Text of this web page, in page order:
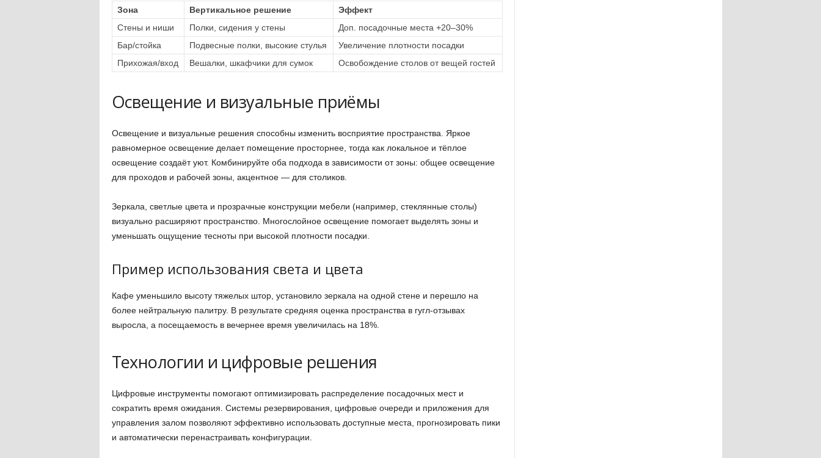
Зона Вертикальное решение
Эффект
Стены и ниши
Полки, сидения у стены
Доп. посадочные места +20–30%
Бар/стойка
Подвесные полки, высокие стулья
Увеличение плотности посадки
Прихожая/вход
Вешалки, шкафчики для сумок Освобождение столов от вещей гостей
Освещение и визуальные приёмы
Освещение и визуальные решения способны изменить восприятие пространства. Яркое
равномерное освещение делает помещение просторнее, тогда как локальное и тёплое
освещение создаёт уют. Комбинируйте оба подхода в зависимости от зоны: общее освещение
для проходов и рабочей зоны, акцентное — для столиков.
Зеркала, светлые цвета и прозрачные конструкции мебели (например, стеклянные столы)
визуально расширяют пространство. Многослойное освещение помогает выделять зоны и
уменьшать ощущение тесноты при высокой плотности посадки.
Пример использования света и цвета
Кафе уменьшило высоту тяжелых штор, установило зеркала на одной стене и перешло на
более нейтральную палитру. В результате средняя оценка пространства в гугл-отзывах
выросла, а посещаемость в вечернее время увеличилась на 18%.
Технологии и цифровые решения
Цифровые инструменты помогают оптимизировать распределение посадочных мест и
сократить время ожидания. Системы резервирования, цифровые очереди и приложения для
управления залом позволяют эффективно использовать доступные места, прогнозировать пики
и автоматически перенастраивать конфигурации.